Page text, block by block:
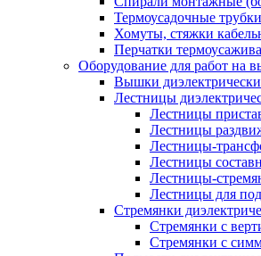
Термоусадочные трубки
Хомуты, стяжки
Перчатки
Оборудование для работ на
Вышки
Лестницы
Лестницы
Лестницы
Лестницы-
Лестницы
Лестницы-
Лестницы для
Стремянки
Стремянки с
Стремянки с